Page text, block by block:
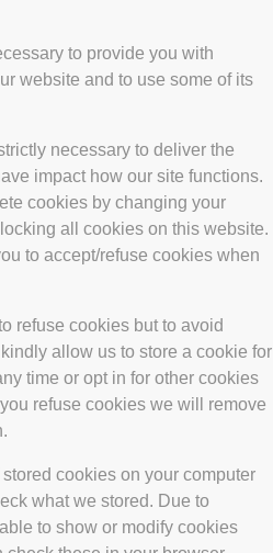
to provide you with
website and to use some of its
necessary to deliver the
impact how our site functions.
cookies by changing your
all cookies on this website.
to accept/refuse cookies when
refuse cookies but to avoid
allow us to store a cookie for
time or opt in for other cookies
refuse cookies we will remove
cookies on your computer
what we stored. Due to
to show or modify cookies